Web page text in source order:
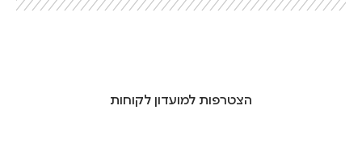
הצטרפות למועדון לקוחות